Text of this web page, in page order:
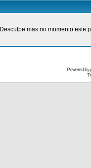
Desculpe mas no momento este
Powered by